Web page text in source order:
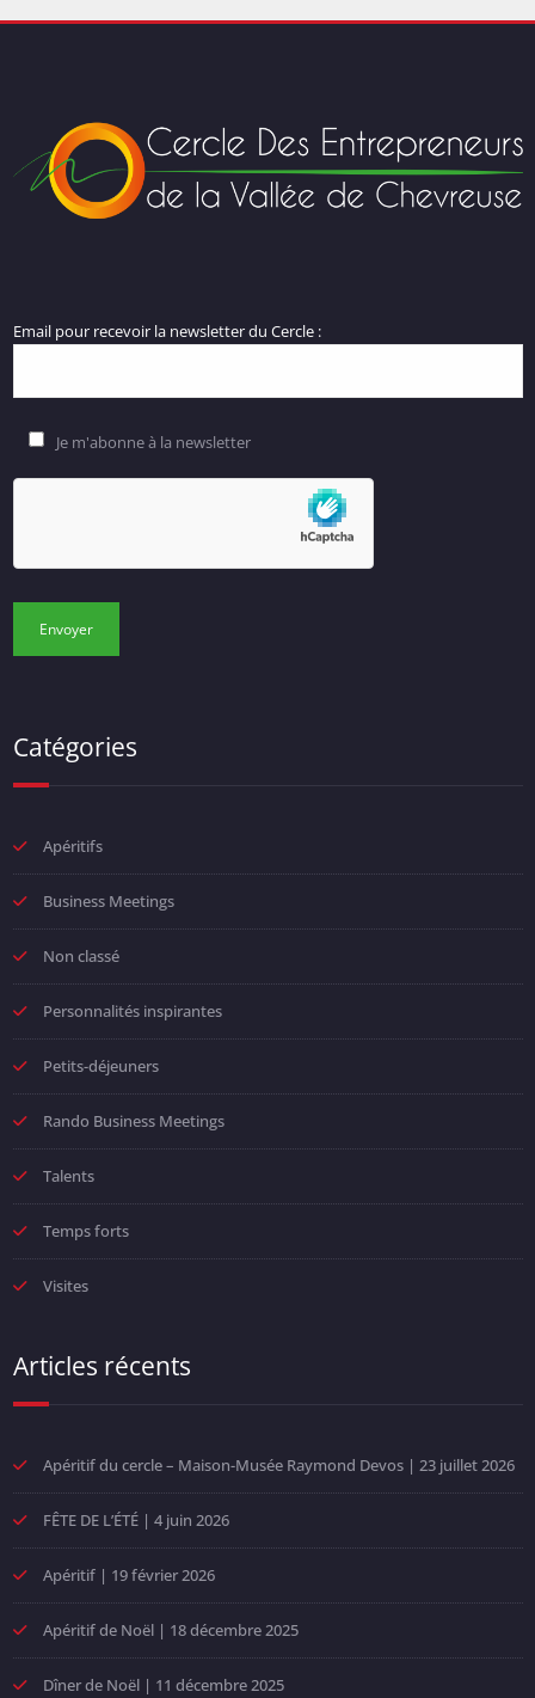
Email pour recevoir la newsletter du Cercle :
Je m'abonne à la newsletter
Catégories
Apéritifs
Business Meetings
Non classé
Personnalités inspirantes
Petits-déjeuners
Rando Business Meetings
Talents
Temps forts
Visites
Articles récents
Apéritif du cercle – Maison-Musée Raymond Devos | 23 juillet 2026
FÊTE DE L’ÉTÉ | 4 juin 2026
Apéritif | 19 février 2026
Apéritif de Noël | 18 décembre 2025
Dîner de Noël | 11 décembre 2025